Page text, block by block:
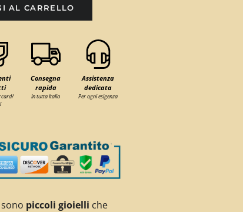
AL CARRELLO
Consegna
rapida
In tutta Italia
Assistenza
dedicata
Per ogni esigenza
piccoli gioielli che